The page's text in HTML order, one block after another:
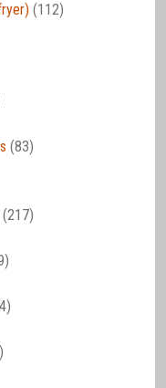
(112)
(83)
(217)